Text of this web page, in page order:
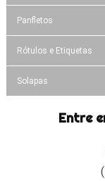
Panfletos
Rótulos e Etiquetas
Solapas
Entre